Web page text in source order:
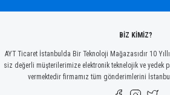
BİZ KİMİZ?
AYT Ticaret İstanbulda Bir Teknoloji Mağazasıdır 10
siz değerli müşterilerimize elektronik teknelojik ve yedek
vermektedir firmamız tüm gönderimlerini